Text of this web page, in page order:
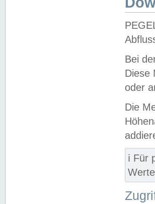
Bei
Diese
oder
Die
ℹ️ Für